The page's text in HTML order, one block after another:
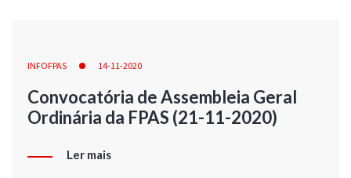
INFOFPAS 14-11-2020
Convocatória de Assembleia Geral
Ordinária da FPAS (21-11-2020)
Ler mais